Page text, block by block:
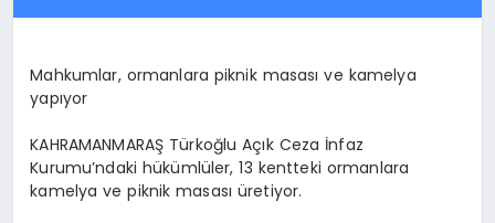
Mahkumlar, ormanlara piknik masası ve kamelya
yapıyor
KAHRAMANMARAŞ Türkoğlu Açık Ceza İnfaz
Kurumu’ndaki hükümlüler, 13 kentteki ormanlara
kamelya ve piknik masası üretiyor.